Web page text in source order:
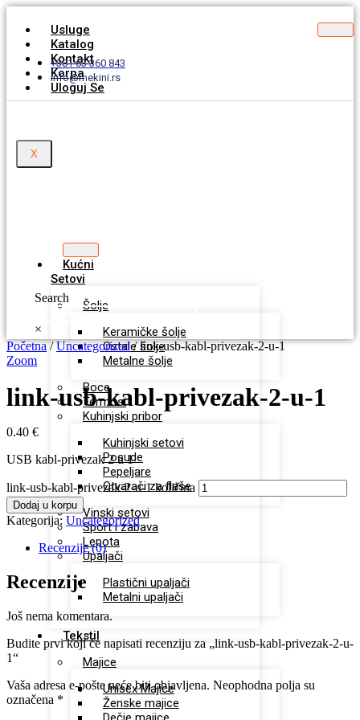
Usluge
Katalog
Kontakt
Korpa
Uloguj Se
X
+381 63 360 843
info@mekini.rs
Kućni
Setovi
Šolje
Keramičke šolje
Ostale šolje
Metalne šolje
Boce
Termosi
Kuhinjski pribor
Kuhinjski setovi
Posude
Pepeljare
Otvarači za flaše
Vinski setovi
Sport i zabava
Lepota
Upaljači
Plastični upaljači
Metalni upaljači
Tekstil
Majice
Unisex Majice
Ženske majice
Search
×
Početna/Uncategorized/ link-usb-kabl-privezak-2-u-1
Zoom
link-usb-kabl-privezak-2-u-1
0.40 €
USB kabl-privezak 2 u 1
link-usb-kabl-privezak-2-u-1 količina
Dodaj u korpu
Kategorija: Uncategorized
Recenzije (0)
Recenzije
Još nema komentara.
Budite prvi koji će napisati recenziju za „link-usb-kabl-privezak-2-u-
1“
Vaša adresa e-pošte neće biti objavljena. Neophodna polja su
označena *